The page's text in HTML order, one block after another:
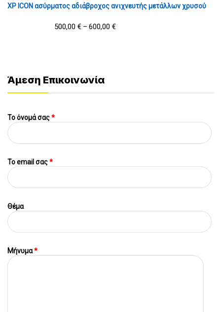
XP ICON ασύρματος αδιάβροχος ανιχνευτής μετάλλων χρυσού
500,00 € – 600,00 €
Άμεση Επικοινωνία
Το όνομά σας*
To email σας*
Θέμα
Μήνυμα*